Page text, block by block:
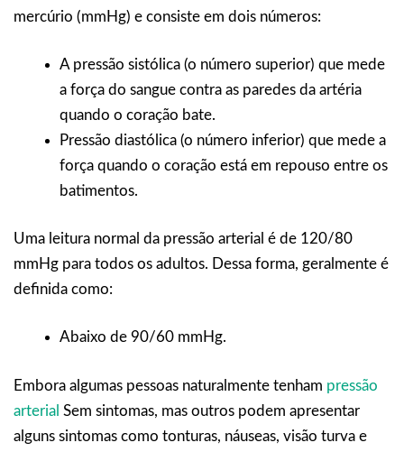
mercúrio (mmHg) e consiste em dois números:
A pressão sistólica (o número superior) que mede
a força do sangue contra as paredes da artéria
quando o coração bate.
Pressão diastólica (o número inferior) que mede a
força quando o coração está em repouso entre os
batimentos.
Uma leitura normal da pressão arterial é de 120/80
mmHg para todos os adultos. Dessa forma, geralmente é
definida como:
Abaixo de 90/60 mmHg.
Embora algumas pessoas naturalmente tenham pressão
arterial Sem sintomas, mas outros podem apresentar
alguns sintomas como tonturas, náuseas, visão turva e